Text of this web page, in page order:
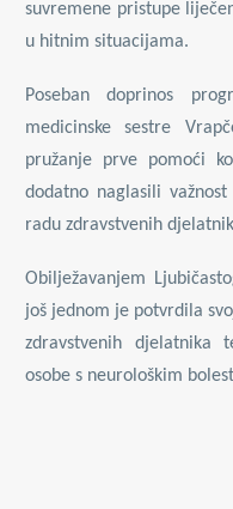
suvremene pristupe
u hitnim situacijama.
Poseban doprinos
medicinske sestre
pružanje prve pomoći
dodatno naglasili
radu zdravstvenih
Obilježavanjem
još jednom je potvrdila
zdravstvenih djelatnika
osobe s neurološkim